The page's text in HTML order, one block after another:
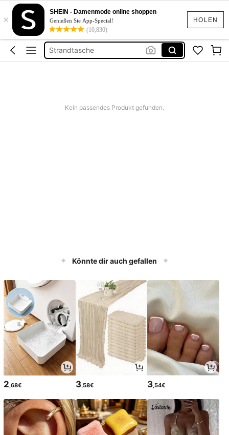
HOLEN
×
SHEIN - Damenmode online shoppen
Genießen Sie App-Special!
(10,830)
Umhängetasche Damen
Tasche
Taschen Damen
Strandtasche
Kein passendes Produkt gefunden.
Könnte dir auch gefallen
2 ,68€ 3,58€ 3 ,54€